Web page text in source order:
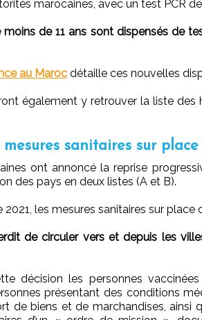
marocaines, avec un test PCR
de 11 ans sont dispensés de
au Maroc détaille ces nouvelles
également y retrouver la liste des
sanitaires sur place
ont annoncé la reprise
des pays en deux listes (A et B).
2021, les mesures sanitaires sur place
de circuler vers et depuis les
décision les personnes vaccinées
présentant des conditions
de biens et de marchandises, ainsi